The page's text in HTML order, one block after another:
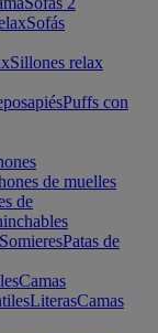
Sofás
Sillones relax
Puffs con
de muelles
de
SomieresPatas de
Camas
LiterasCamas